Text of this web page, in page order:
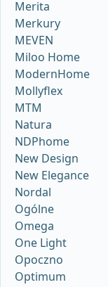
Merita
Merkury
MEVEN
Miloo Home
ModernHome
Mollyflex
MTM
Natura
NDPhome
New Design
New Elegance
Nordal
Ogólne
Omega
One Light
Opoczno
Optimum